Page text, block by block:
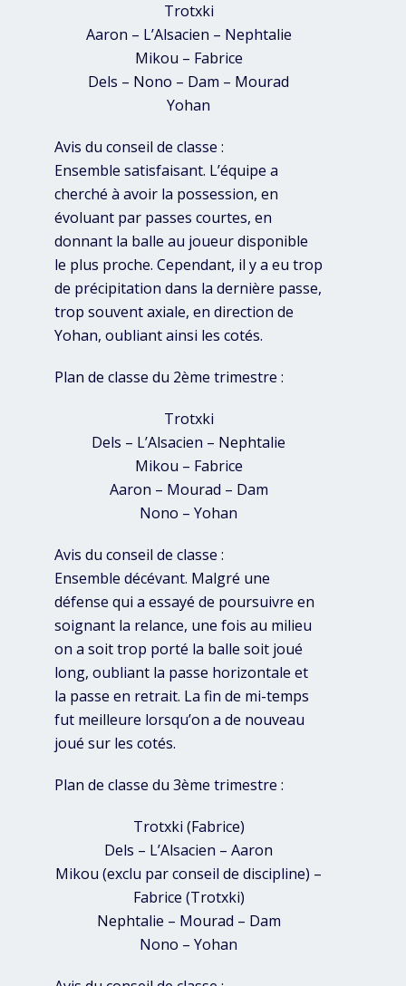
Trotxki
Aaron – L’Alsacien – Nephtalie
Mikou – Fabrice
Dels – Nono – Dam – Mourad
Yohan
Avis du conseil de classe :
Ensemble satisfaisant. L’équipe a
cherché à avoir la possession, en
évoluant par passes courtes, en
donnant la balle au joueur disponible
le plus proche. Cependant, il y a eu trop
de précipitation dans la dernière passe,
trop souvent axiale, en direction de
Yohan, oubliant ainsi les cotés.
Plan de classe du 2ème trimestre :
Trotxki
Dels – L’Alsacien – Nephtalie
Mikou – Fabrice
Aaron – Mourad – Dam
Nono – Yohan
Avis du conseil de classe :
Ensemble décévant. Malgré une
défense qui a essayé de poursuivre en
soignant la relance, une fois au milieu
on a soit trop porté la balle soit joué
long, oubliant la passe horizontale et
la passe en retrait. La fin de mi-temps
fut meilleure lorsqu’on a de nouveau
joué sur les cotés.
Plan de classe du 3ème trimestre :
Trotxki (Fabrice)
Dels – L’Alsacien – Aaron
Mikou (exclu par conseil de discipline) –
Fabrice (Trotxki)
Nephtalie – Mourad – Dam
Nono – Yohan